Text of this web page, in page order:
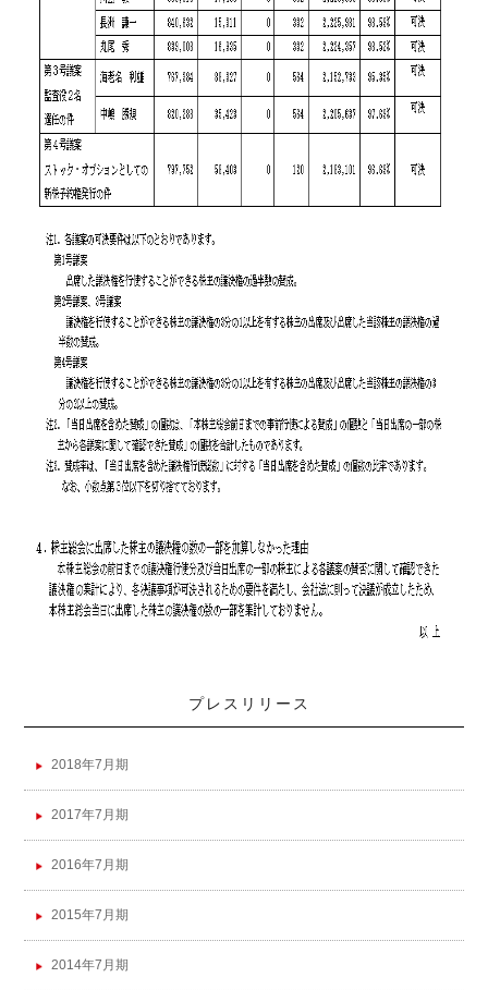
プレスリリース
2018年7月期
2017年7月期
2016年7月期
2015年7月期
2014年7月期